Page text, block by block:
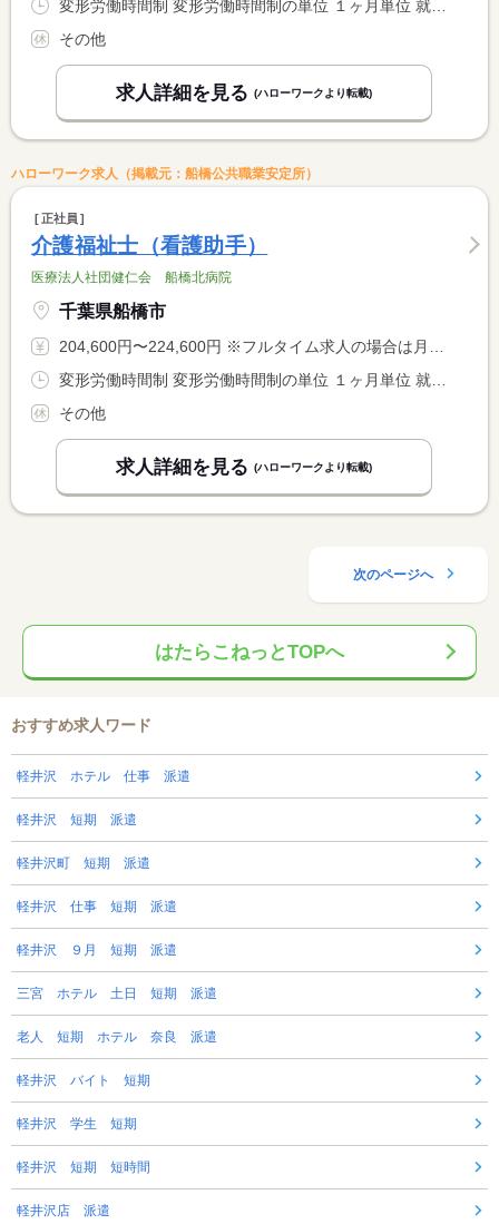
その他
求人詳細を見る (ハローワークより転載)
ハローワーク求人（掲載元：船橋公共職業安定所）
正社員
介護福祉士（看護助手）
医療法人社団健仁会 船橋北病院
千葉県船橋市
204,600円〜224,600円 ※フルタイム求人の場合は月額（換算額）、パート求人の場合は時間額を表示しています。
その他
求人詳細を見る (ハローワークより転載)
次のページへ
はたらこねっとTOPへ
おすすめ求人ワード
軽井沢 ホテル 仕事 派遣
軽井沢 短期 派遣
軽井沢町 短期 派遣
軽井沢 仕事 短期 派遣
軽井沢 ９月 短期 派遣
三宮 ホテル 土日 短期 派遣
老人 短期 ホテル 奈良 派遣
軽井沢 バイト 短期
軽井沢 学生 短期
軽井沢 短期 短時間
軽井沢店 派遣